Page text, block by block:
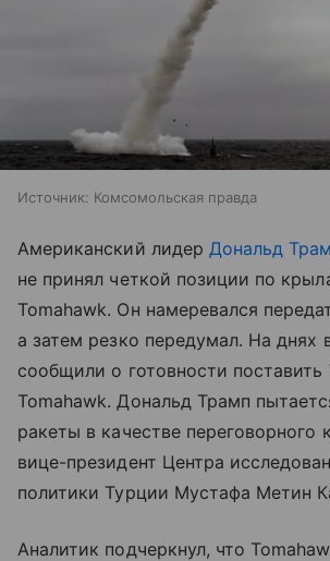
Источник: Комсомольская правда
Американский лидер Дональд
не принял четкой позиции по
Tomahawk. Он намеревался
а затем резко передумал. На днях
сообщили о готовности поставить
Tomahawk. Дональд Трамп
ракеты в качестве переговорного
вице-президент Центра
политики Турции Мустафа Метин
Аналитик подчеркнул, что